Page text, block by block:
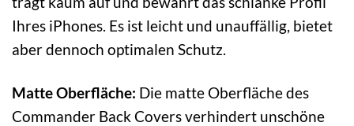
Ihres iPhones. Es ist leicht und unauffällig, bietet
aber dennoch optimalen Schutz.
Matte Oberfläche: Die matte Oberfläche des
Commander Back Covers verhindert unschöne